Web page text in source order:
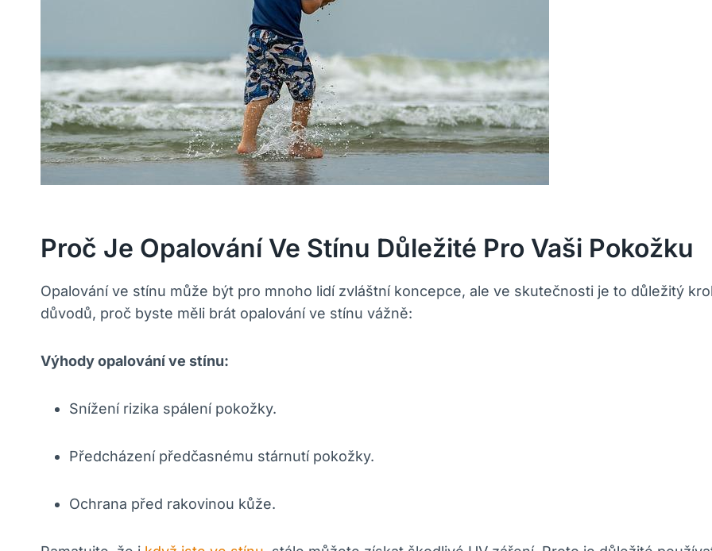
Proč Je Opalování Ve Stínu Důležité Pro Vaši Pokožku
Opalování ve stínu může být pro mnoho lidí zvláštní koncepce, ale ve skutečnosti je to důležitý
důvodů, proč byste měli brát opalování ve stínu vážně:
Výhody opalování ve stínu:
Snížení rizika spálení pokožky.
Předcházení předčasnému stárnutí pokožky.
Ochrana před rakovinou kůže.